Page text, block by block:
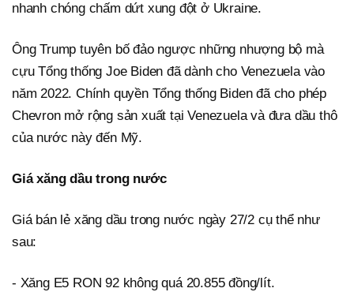
nhanh chóng chấm dứt xung đột ở Ukraine.
Ông Trump tuyên bố đảo ngược những nhượng bộ mà
cựu Tổng thống Joe Biden đã dành cho Venezuela vào
năm 2022. Chính quyền Tổng thống Biden đã cho phép
Chevron mở rộng sản xuất tại Venezuela và đưa dầu thô
của nước này đến Mỹ.
Giá xăng dầu trong nước
Giá bán lẻ xăng dầu trong nước ngày 27/2 cụ thể như
sau:
- Xăng E5 RON 92 không quá 20.855 đồng/lít.